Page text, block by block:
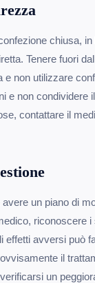
chiusa,
Tenere fuori
non utilizzare
e non condividere
contattare il
un piano di
riconoscere
effetti avversi può
il
un